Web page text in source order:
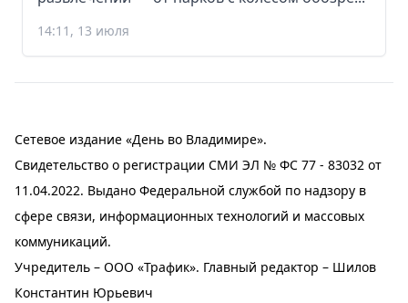
14:11, 13 июля
Сетевое издание «День во Владимире».
Свидетельство о регистрации СМИ ЭЛ № ФС 77 - 83032 от
11.04.2022. Выдано Федеральной службой по надзору в
сфере связи, информационных технологий и массовых
коммуникаций.
Учредитель – ООО «Трафик». Главный редактор – Шилов
Константин Юрьевич